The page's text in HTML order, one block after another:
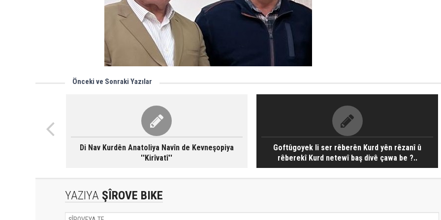
Önceki ve Sonraki Yazılar
Di Nav Kurdên Anatoliya Navîn de Kevneşopiya
''Kirîvatî''
Goftûgoyek li ser rêberên Kurd yên rêzanî û
rêberekî Kurd netewî baş divê çawa be ?..
YAZIYA ŞÎROVE BIKE